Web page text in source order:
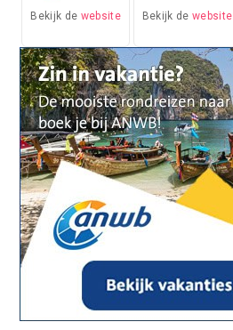
Bekijk de website Bekijk dewebsite